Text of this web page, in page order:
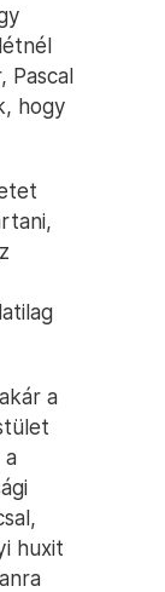
Pascal
hogy
a
a
huxit